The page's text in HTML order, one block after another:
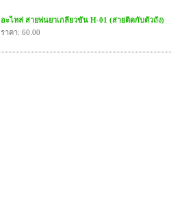
อะไหล่ สายพ่นยาเกลียวขัน H-01 (สายติดกับตัวถัง)
ราคา: 60.00